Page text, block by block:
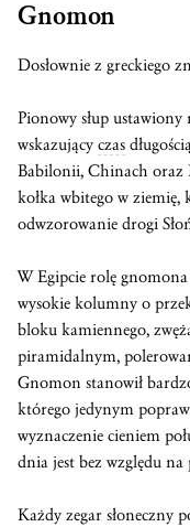
Gnomon
Dosłownie z greckiego
Pionowy słup
wskazujący czas
Babilonii, Chinach oraz
kołka wbitego w ziemię,
odwzorowanie drogi
W Egipcie rolę gnomona
wysokie kolumny o
bloku kamiennego,
piramidalnym,
Gnomon stanowił
którego jedynym
wyznaczenie cieniem
dnia jest bez względu
Każdy zegar słoneczny